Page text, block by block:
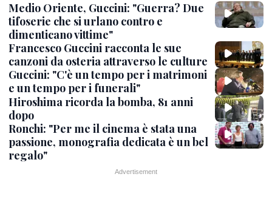
Medio Oriente, Guccini: "Guerra? Due
tifoserie che si urlano contro e
dimenticano vittime"
Francesco Guccini racconta le sue
canzoni da osteria attraverso le culture
Guccini: "C'è un tempo per i matrimoni
e un tempo per i funerali"
Hiroshima ricorda la bomba, 81 anni
dopo
Ronchi: "Per me il cinema è stata una
passione, monografia dedicata è un bel
regalo"